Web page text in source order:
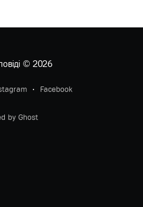
© 2026
Facebook
by Ghost